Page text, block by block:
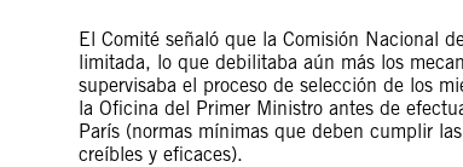
El Comité señaló que la Comisión Nacional
limitada, lo que debilitaba aún más los
supervisaba el proceso de selección de los
la Oficina del Primer Ministro antes de
París (normas mínimas que deben cumplir
creíbles y eficaces).